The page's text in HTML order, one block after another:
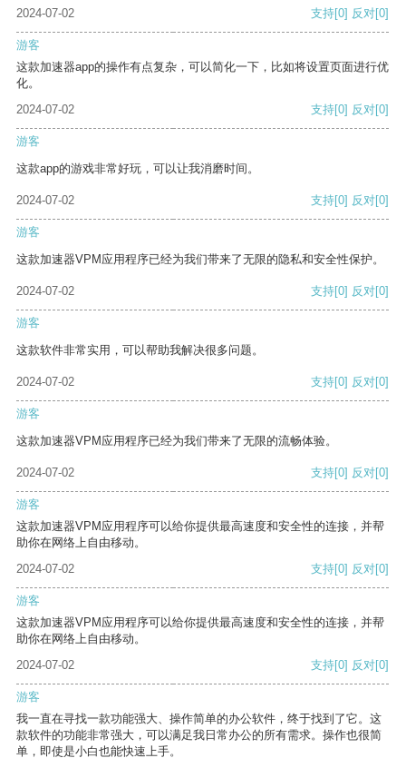
2024-07-02 支持[0] 反对[0]
游客
这款加速器app的操作有点复杂，可以简化一下，比如将设置页面进行优
化。
2024-07-02
支持[0] 反对[0]
游客
这款app的游戏非常好玩，可以让我消磨时间。
2024-07-02 支持[0] 反对[0]
游客
这款加速器VPM应用程序已经为我们带来了无限的隐私和安全性保护。
2024-07-02 支持[0] 反对[0]
游客
这款软件非常实用，可以帮助我解决很多问题。
2024-07-02 支持[0] 反对[0]
游客
这款加速器VPM应用程序已经为我们带来了无限的流畅体验。
2024-07-02 支持[0] 反对[0]
游客
这款加速器VPM应用程序可以给你提供最高速度和安全性的连接，并帮
助你在网络上自由移动。
2024-07-02
支持[0] 反对[0]
游客
这款加速器VPM应用程序可以给你提供最高速度和安全性的连接，并帮
助你在网络上自由移动。
2024-07-02
支持[0] 反对[0]
游客
我一直在寻找一款功能强大、操作简单的办公软件，终于找到了它。这
款软件的功能非常强大，可以满足我日常办公的所有需求。操作也很简
单，即使是小白也能快速上手。